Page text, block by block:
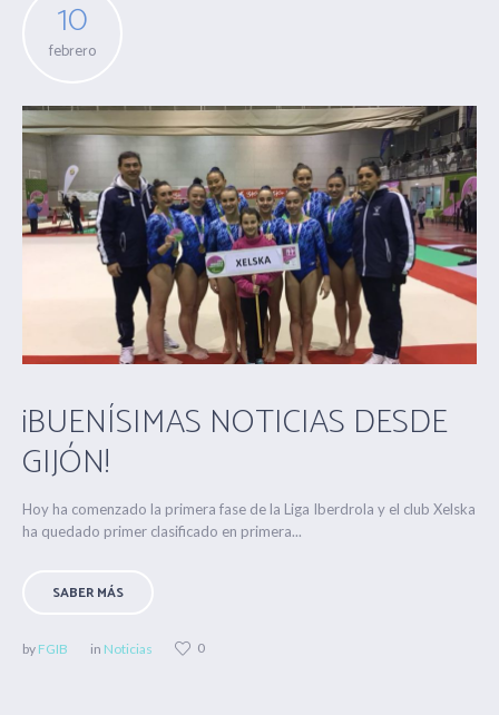
10
febrero
¡BUENÍSIMAS NOTICIAS DESDE
GIJÓN!
Hoy ha comenzado la primera fase de la Liga Iberdrola y el club Xelska
ha quedado primer clasificado en primera...
SABER MÁS
by FGIB in Noticias 0